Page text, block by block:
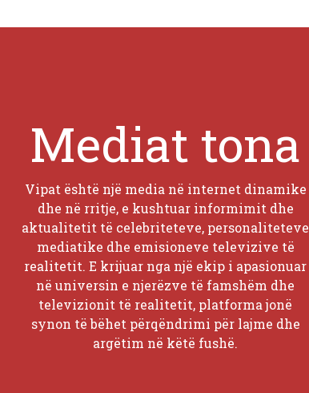
Mediat tona
Vipat është një media në internet dinamike
dhe në rritje, e kushtuar informimit dhe
aktualitetit të celebriteteve, personaliteteve
mediatike dhe emisioneve televizive të
realitetit. E krijuar nga një ekip i apasionuar
në universin e njerëzve të famshëm dhe
televizionit të realitetit, platforma jonë
synon të bëhet përqëndrimi për lajme dhe
argëtim në këtë fushë.